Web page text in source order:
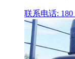
联系电话: 180